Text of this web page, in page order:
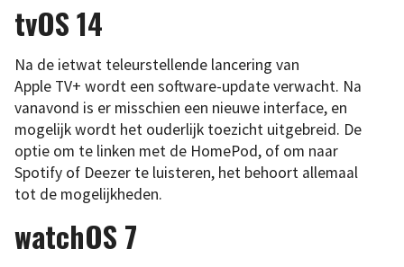
tvOS 14
Na de ietwat teleurstellende lancering van
Apple TV+ wordt een software-update verwacht. Na
vanavond is er misschien een nieuwe interface, en
mogelijk wordt het ouderlijk toezicht uitgebreid. De
optie om te linken met de HomePod, of om naar
Spotify of Deezer te luisteren, het behoort allemaal
tot de mogelijkheden.
watchOS 7